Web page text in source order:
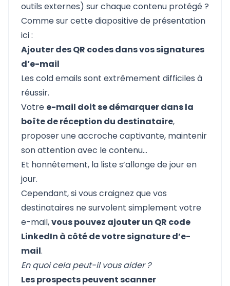
outils externes) sur chaque contenu protégé ?
Comme sur cette diapositive de présentation
ici :
Ajouter des QR codes dans vos signatures
d’e-mail
Les cold emails sont extrêmement difficiles à
réussir.
Votre e-mail doit se démarquer dans la
boîte de réception du destinataire,
proposer une accroche captivante, maintenir
son attention avec le contenu…
Et honnêtement, la liste s’allonge de jour en
jour.
Cependant, si vous craignez que vos
destinataires ne survolent simplement votre
e-mail,vous pouvez ajouter un QR code
LinkedIn à côté de votre signature d’e-
mail.
En quoi cela peut-il vous aider ?
Les prospects peuvent scanner